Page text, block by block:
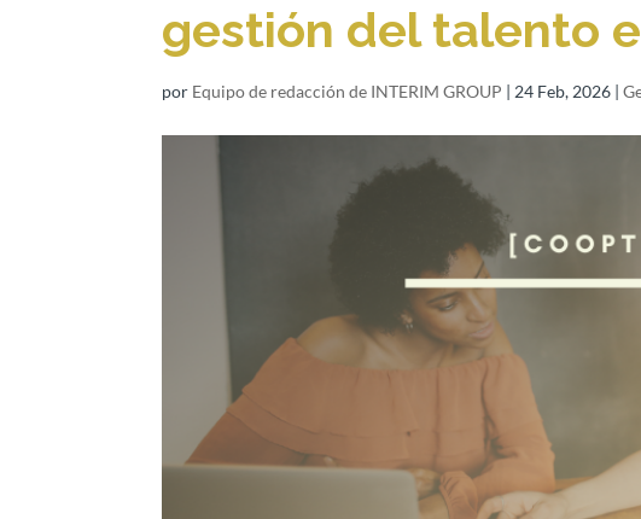
gestión del talento
por Equipo de redacción de INTERIM GROUP | 24 Feb, 2026 |